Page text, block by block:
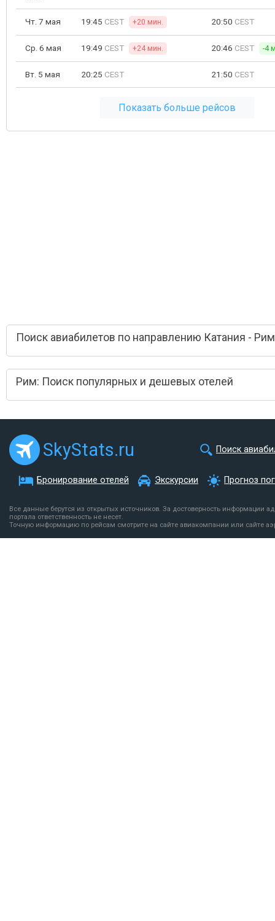
Чт. 7 мая 19:45 CEST +20 мин. 20:50 CEST
Ср. 6 мая 19:49 CEST +24 мин. 20:46 CEST -4
Вт. 5 мая 20:25 CEST 21:50 CEST
Показать больше рейсов
Поиск авиабилетов по направлению Катания - Рим
Рим: Поиск популярных и дешевых отелей
SkyStats.ru Поиск
Бронирование отелей Экскурсии Прогноз
Все данные берутся из открытых источников. За достоверность информации
портала ответственность не несет.
Точную информацию по рейсам смотрите на сайте авиакомпании или сайте